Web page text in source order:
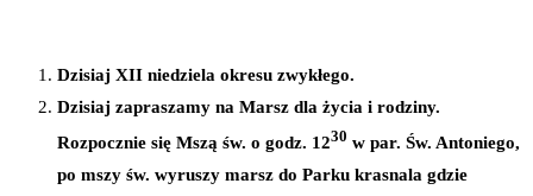
Dzisiaj XII niedziela okresu zwykłego.
Dzisiaj zapraszamy na Marsz dla życia i rodziny.
Rozpocznie się Mszą św. o godz. 1230 w par. Św. Antoniego,
po mszy św. wyruszy marsz do Parku krasnala gdzie